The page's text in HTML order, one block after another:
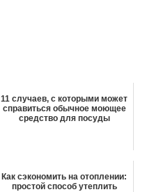
11 случаев, с которыми может
справиться обычное моющее
средство для посуды
Как сэкономить на отоплении:
простой способ утеплить